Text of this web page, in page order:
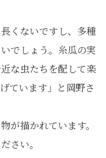
くないですし、多種
でしょう。糸瓜の実
な虫たちを配して楽
ています」と岡野さ
が描かれています。
さい。